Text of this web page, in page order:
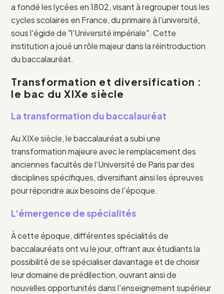
a fondé les lycées en 1802, visant à regrouper tous les
cycles scolaires en France, du primaire à l'université,
sous l'égide de "l'Université impériale". Cette
institution a joué un rôle majeur dans la réintroduction
du baccalauréat.
Transformation et diversification :
le bac du XIXe siècle
La transformation du baccalauréat
Au XIXe siècle, le baccalauréat a subi une
transformation majeure avec le remplacement des
anciennes facultés de l'Université de Paris par des
disciplines spécifiques, diversifiant ainsi les épreuves
pour répondre aux besoins de l'époque.
L'émergence de spécialités
À cette époque, différentes spécialités de
baccalauréats ont vu le jour, offrant aux étudiants la
possibilité de se spécialiser davantage et de choisir
leur domaine de prédilection, ouvrant ainsi de
nouvelles opportunités dans l'enseignement supérieur